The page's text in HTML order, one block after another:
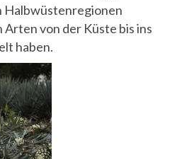
Halbwüstenregionen
von der Küste bis ins
haben.